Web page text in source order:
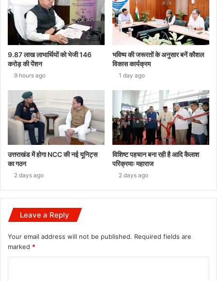
9.87 लाख लाभार्थियों को भेजी 146
करोड़ की पेंशन
9 hours ago
भविष्य की जरूरतों के अनुसार बनें कौशल
विकास कार्यक्रम
1 day ago
उत्तराखंड में होगा NCC की नई यूनिट्स
का गठन
2 days ago
विशिष्ट पहचान बना रही है आदि कैलाश
परिक्रमाः महाराज
2 days ago
Leave a Reply
Your email address will not be published. Required fields are
marked *